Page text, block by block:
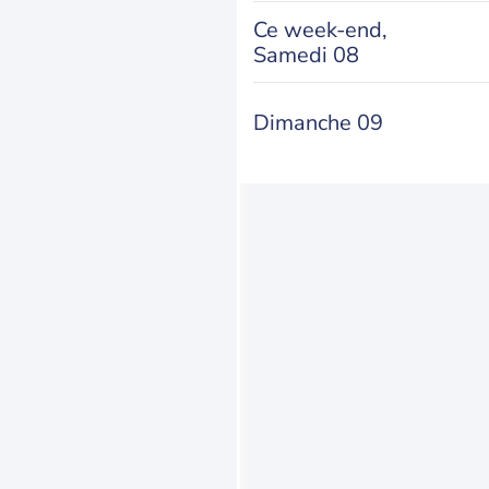
Ce week-end,
Samedi 08
Dimanche 09